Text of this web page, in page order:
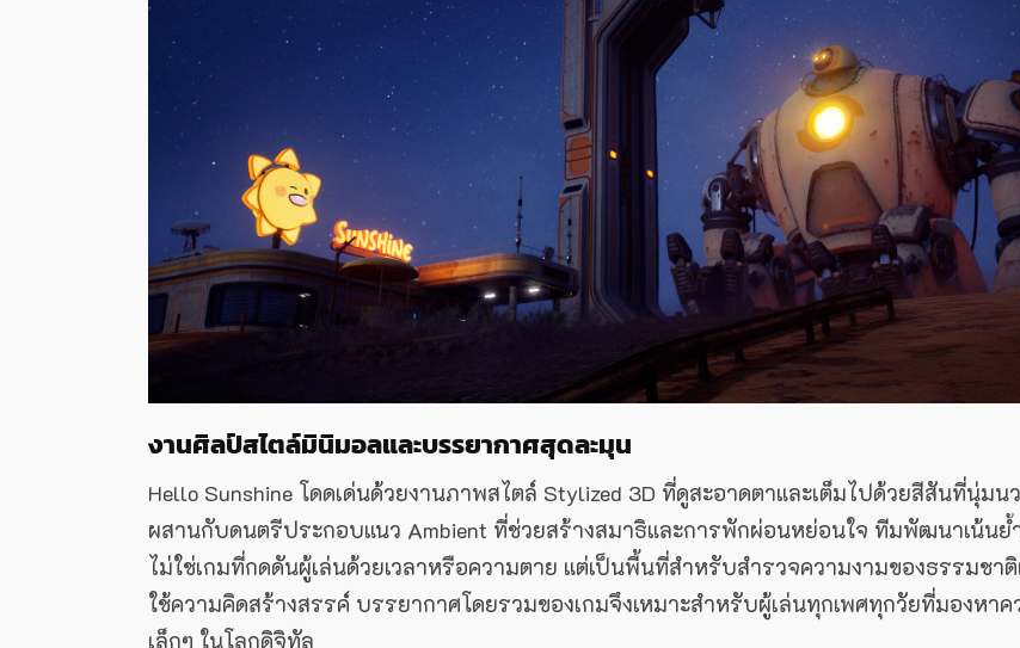
งานศิลป์สไตล์มินิมอลและบรรยากาศสุดละมุน
Hello Sunshine โดดเด่นด้วยงานภาพสไตล์ Stylized 3D ที่ดูสะอาดตาและเต็มไปด้วยสีสันที่นุ่มน
ผสานกับดนตรีประกอบแนว Ambient ที่ช่วยสร้างสมาธิและการพักผ่อนหย่อนใจ ทีมพัฒนาเน้นย้
ไม่ใช่เกมที่กดดันผู้เล่นด้วยเวลาหรือความตาย แต่เป็นพื้นที่สำหรับสำรวจความงามของธรรมชา
ใช้ความคิดสร้างสรรค์ บรรยากาศโดยรวมของเกมจึงเหมาะสำหรับผู้เล่นทุกเพศทุกวัยที่มองหาค
เล็กๆ ในโลกดิจิทัล